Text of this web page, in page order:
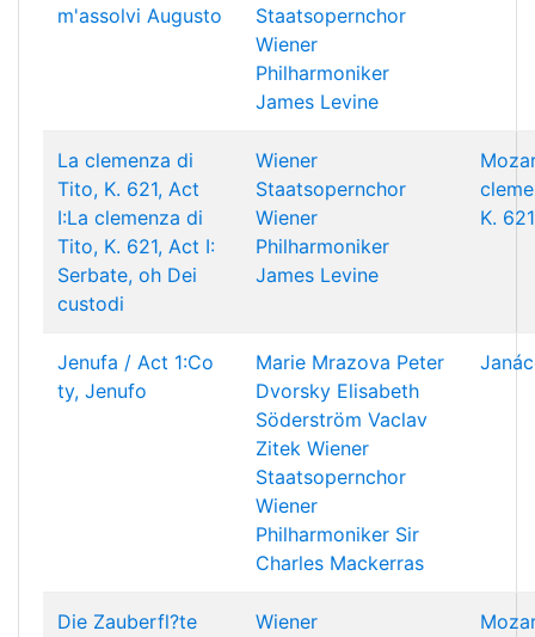
m'assolvi Augusto
Staatsopernchor
Wiener
Philharmoniker
James Levine
La clemenza di
Tito, K. 621, Act
I:La clemenza di
Tito, K. 621, Act I:
Serbate, oh Dei
custodi
Wiener
Staatsopernchor
Wiener
Philharmoniker
James Levine
K. 621
Jenufa / Act 1:Co
ty, Jenufo
Marie Mrazova Peter
Dvorsky Elisabeth
Söderström Vaclav
Zitek Wiener
Staatsopernchor
Wiener
Philharmoniker Sir
Charles Mackerras
Die Zauberfl?te
Wiener